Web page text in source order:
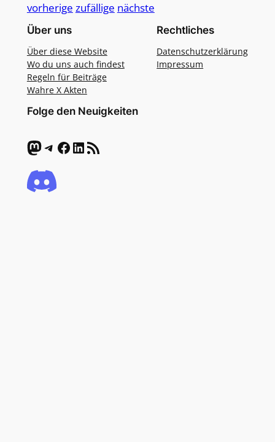
vorherige zufällige nächste
Über uns
Über diese Website
Wo du uns auch findest
Regeln für Beiträge
Wahre X Akten
Rechtliches
Datenschutzerklärung
Impressum
Folge den Neuigkeiten
Mastodon Telegram Facebook LinkedIn RSS-Feed